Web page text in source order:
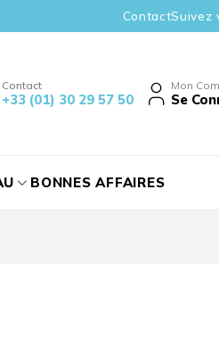
ContactSuivez
Contact
+33 (01) 30 29 57 50
Mon
Se
BONNES AFFAIRES